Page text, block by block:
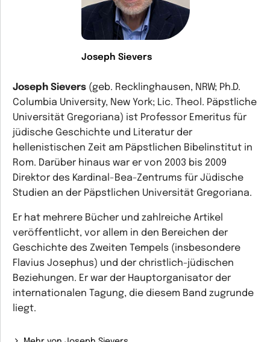
Joseph Sievers
Joseph Sievers (geb. Recklinghausen, NRW; Ph.D.
Columbia University, New York; Lic. Theol. Päpstliche
Universität Gregoriana) ist Professor Emeritus für
jüdische Geschichte und Literatur der
hellenistischen Zeit am Päpstlichen Bibelinstitut in
Rom. Darüber hinaus war er von 2003 bis 2009
Direktor des Kardinal-Bea-Zentrums für Jüdische
Studien an der Päpstlichen Universität Gregoriana.
Er hat mehrere Bücher und zahlreiche Artikel
veröffentlicht, vor allem in den Bereichen der
Geschichte des Zweiten Tempels (insbesondere
Flavius Josephus) und der christlich-jüdischen
Beziehungen. Er war der Hauptorganisator der
internationalen Tagung, die diesem Band zugrunde
liegt.